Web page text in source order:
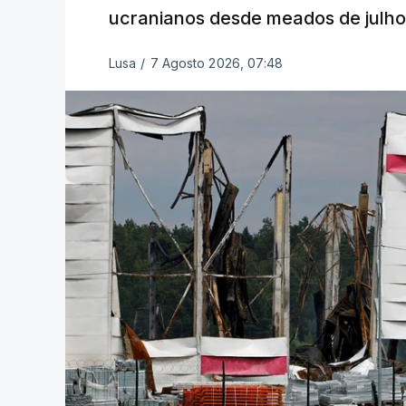
ucranianos desde meados de
Lusa / 7 Agosto 2026, 07:48